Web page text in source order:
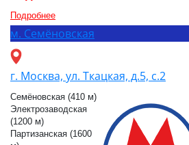
Подробнее
м. Семёновская
г. Москва, ул. Ткацкая, д.5, с.2
Семёновская (410 м)
Электрозаводская
(1200 м)
Партизанская (1600